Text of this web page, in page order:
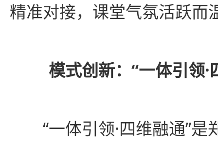
精准对接，课堂气氛活跃而
模式创新：“一体引领
“一体引领·四维融通”